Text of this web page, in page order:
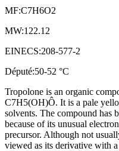
MF:C7H6O2
MW:122.12
EINECS:208-577-2
Député:50-52 °C
Tropolone is an organic
C7H5(OH)Ô. It is a pale
solvents. The compound has
because of its unusual
precursor. Although not
viewed as its derivative with